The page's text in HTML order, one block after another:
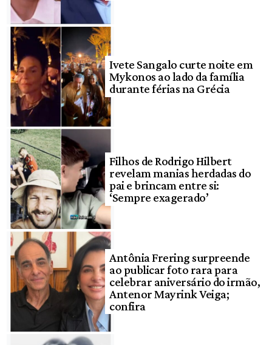
Ivete Sangalo curte noite em
Mykonos ao lado da família
durante férias na Grécia
Filhos de Rodrigo Hilbert
revelam manias herdadas do
pai e brincam entre si:
‘Sempre exagerado’
Antônia Frering surpreende
ao publicar foto rara para
celebrar aniversário do irmão,
Antenor Mayrink Veiga;
confira